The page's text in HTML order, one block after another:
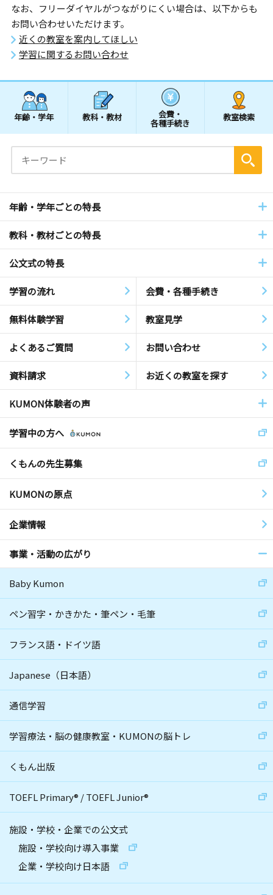
なお、フリーダイヤルがつながりにくい場合は、以下からも
お問い合わせいただけます。
近くの教室を案内してほしい
学習に関するお問い合わせ
年齢・学年 教科・教材 会費・
各種手続き
教室検索
年齢・学年ごとの特長
教科・教材ごとの特長
公文式の特長
学習の流れ 会費・各種手続き
無料体験学習 教室見学
よくあるご質問 お問い合わせ
資料請求 お近くの教室を探す
KUMON体験者の声
学習中の方へ
くもんの先生募集
KUMONの原点
企業情報
事業・活動の広がり
Baby Kumon
ペン習字・かきかた・筆ペン・毛筆
フランス語・ドイツ語
Japanese（日本語）
通信学習
学習療法・脳の健康教室・KUMONの脳トレ
くもん出版
TOEFL Primary® /TOEFL Junior®
施設・学校・企業での公文式
施設・学校向け導入事業
企業・学校向け日本語